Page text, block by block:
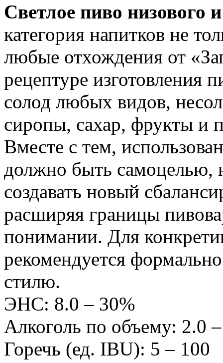
Светлое пиво низового
категория напитков не
любые отхождения от
рецептуре изготовления
солод любых видов,
сиропы, сахар, фрукты и
Вместе с тем,
должно быть самоцелью,
создавать новый
расширяя границы
понимании. Для
рекомендуется
стилю.
ЭНС: 8.0 – 30%
Алкоголь по объему: 2.0
Горечь (ед. IBU): 5 – 100